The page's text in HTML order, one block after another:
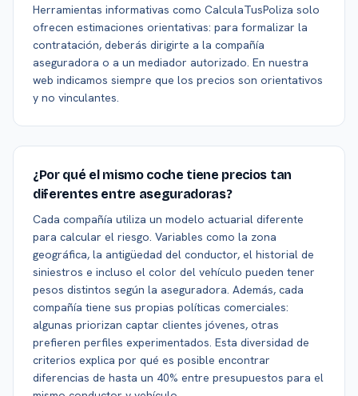
Herramientas informativas como CalculaTusPoliza solo
ofrecen estimaciones orientativas: para formalizar la
contratación, deberás dirigirte a la compañía
aseguradora o a un mediador autorizado. En nuestra
web indicamos siempre que los precios son orientativos
y no vinculantes.
¿Por qué el mismo coche tiene precios tan
diferentes entre aseguradoras?
Cada compañía utiliza un modelo actuarial diferente
para calcular el riesgo. Variables como la zona
geográfica, la antigüedad del conductor, el historial de
siniestros e incluso el color del vehículo pueden tener
pesos distintos según la aseguradora. Además, cada
compañía tiene sus propias políticas comerciales:
algunas priorizan captar clientes jóvenes, otras
prefieren perfiles experimentados. Esta diversidad de
criterios explica por qué es posible encontrar
diferencias de hasta un 40% entre presupuestos para el